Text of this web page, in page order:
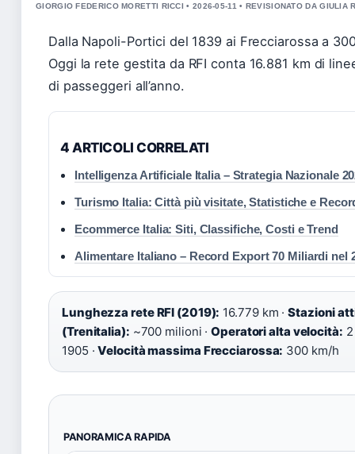
GIORGIO FEDERICO MORETTI RICCI • 2026-05-11 • REVISIONATO DA GIULIA
Dalla Napoli-Portici del 1839 ai Frecciarossa a
Oggi la rete gestita da RFI conta 16.881 km di
di passeggeri all’anno.
4 ARTICOLI CORRELATI
Intelligenza Artificiale Italia – Strategia Nazionale
Turismo Italia: Città più visitate, Statistiche e
Ecommerce Italia: Siti, Classifiche, Costi e Trend
Alimentare Italiano – Record Export 70 Miliardi nel
Lunghezza rete RFI (2019): 16.779 km ·Stazioni
(Trenitalia): ~700 milioni ·Operatori alta velocità:
1905 ·Velocità massima Frecciarossa: 300 km/h
PANORAMICA RAPIDA